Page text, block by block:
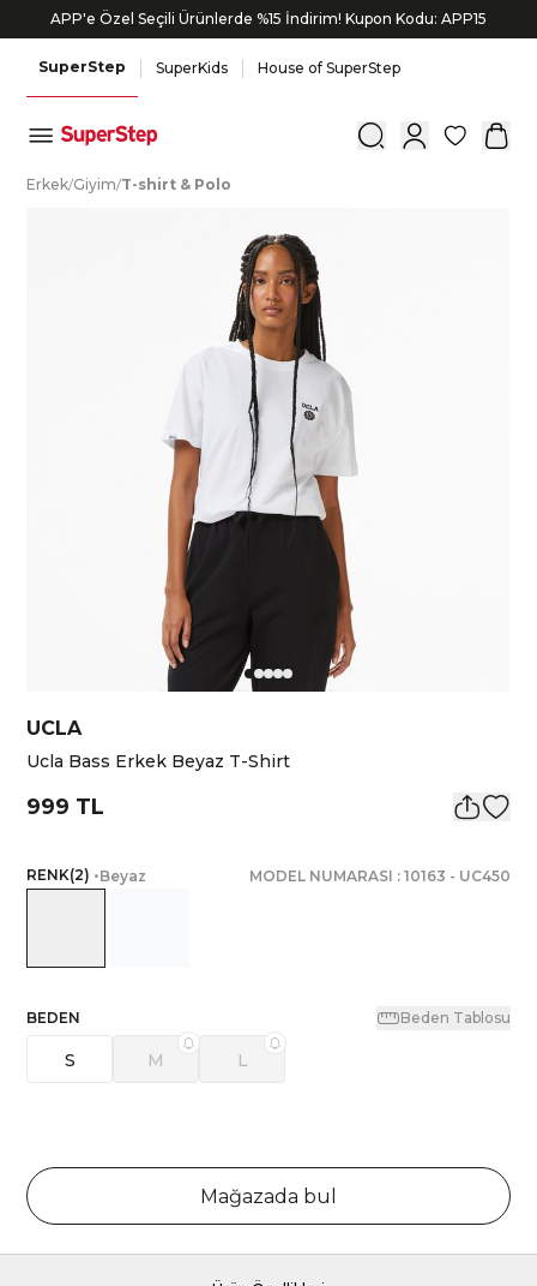
APP'e Özel Seçili Ürünlerde %15 İndirim! Kupon Kodu: APP15
SuperStep SuperKids House of SuperStep
0
Erkek/Giyim/T-shirt & Polo
UCLA
Ucla Bass Erkek Beyaz T-Shirt
999 TL
RENK(2) •Beyaz MODEL NUMARASI : 10163 - UC450
BEDEN Beden Tablosu
S M L
Mağazada bul